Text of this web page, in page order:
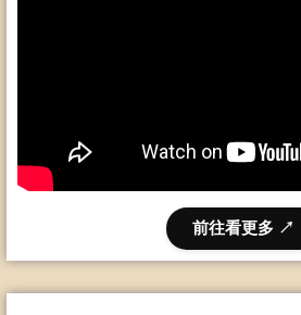
前往看更多 ↗